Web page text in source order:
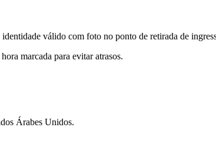
válido com foto no ponto de retirada de
marcada para evitar atrasos.
Árabes Unidos.